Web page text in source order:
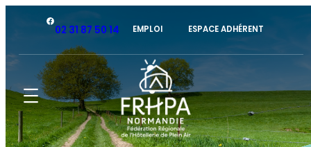
Facebook
02 31 87 50 14 EMPLOI ESPACE ADHÉRENT